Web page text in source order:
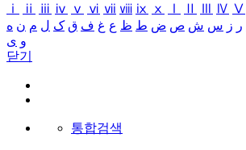
ⅰ
ⅱ ⅲ ⅳ ⅴ ⅵ ⅶ ⅷ ⅸ ⅹ Ⅳ Ⅴ
ر ز س ش ص ض ط ظ ع غ ف ق ک ل م ن ه
و ی
닫기
통합검색